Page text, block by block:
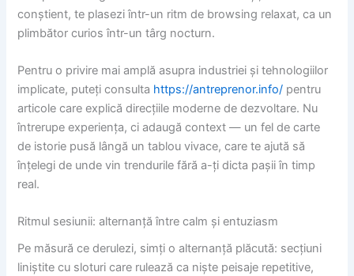
conștient, te plasezi într-un ritm de browsing relaxat, ca un
plimbător curios într-un târg nocturn.
Pentru o privire mai amplă asupra industriei și tehnologiilor
implicate, puteți consulta https://antreprenor.info/ pentru
articole care explică direcțiile moderne de dezvoltare. Nu
întrerupe experiența, ci adaugă context — un fel de carte
de istorie pusă lângă un tablou vivace, care te ajută să
înțelegi de unde vin trendurile fără a-ți dicta pașii în timp
real.
Ritmul sesiunii: alternanță între calm și entuziasm
Pe măsură ce derulezi, simți o alternanță plăcută: secțiuni
liniștite cu sloturi care rulează ca niște peisaje repetitive,